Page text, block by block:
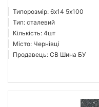
Типорозмір: 6x14 5х100
Тип: сталевий
Кількість: 4шт
Місто: Чернівці
Продавець: СВ Шина БУ